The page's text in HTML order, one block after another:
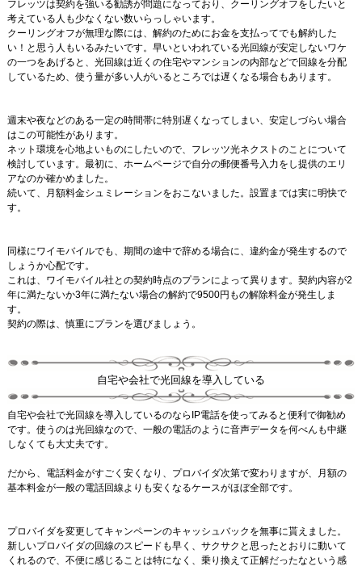
フレッツは契約を強いる勧誘が問題になっており、クーリングオフをしたいと
考えている人も少なくない数いらっしゃいます。
クーリングオフが無理な際には、解約のためにお金を支払ってでも解約した
い！と思う人もいるみたいです。早いといわれている光回線が安定しないワケ
の一つをあげると、光回線は近くの住宅やマンションの内部などで回線を分配
しているため、使う量が多い人がいるところでは遅くなる場合もあります。
週末や夜などのある一定の時間帯に特別遅くなってしまい、安定しづらい場合
はこの可能性があります。
ネット環境を心地よいものにしたいので、フレッツ光ネクストのことについて
検討しています。最初に、ホームページで自分の郵便番号入力をし提供のエリ
アなのか確かめました。
続いて、月額料金シュミレーションをおこないました。設置までは実に明快で
す。
同様にワイモバイルでも、期間の途中で辞める場合に、違約金が発生するので
しょうか心配です。
これは、ワイモバイル社との契約時点のプランによって異ります。契約内容が2
年に満たないか3年に満たない場合の解約で9500円もの解除料金が発生しま
す。
契約の際は、慎重にプランを選びましょう。
自宅や会社で光回線を導入している
自宅や会社で光回線を導入しているのならIP電話を使ってみると便利で御勧め
です。使うのは光回線なので、一般の電話のように音声データを何べんも中継
しなくても大丈夫です。
だから、電話料金がすごく安くなり、プロバイダ次第で変わりますが、月額の
基本料金が一般の電話回線よりも安くなるケースがほぼ全部です。
プロバイダを変更してキャンペーンのキャッシュバックを無事に貰えました。
新しいプロバイダの回線のスピードも早く、サクサクと思ったとおりに動いて
くれるので、不便に感じることは特になく、乗り換えて正解だったなという感